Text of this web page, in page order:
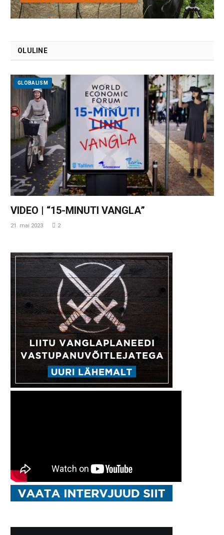
OLULINE
GLOBALISM
VIDEO | “15-MINUTI VANGLA”
21. mai 2023 2